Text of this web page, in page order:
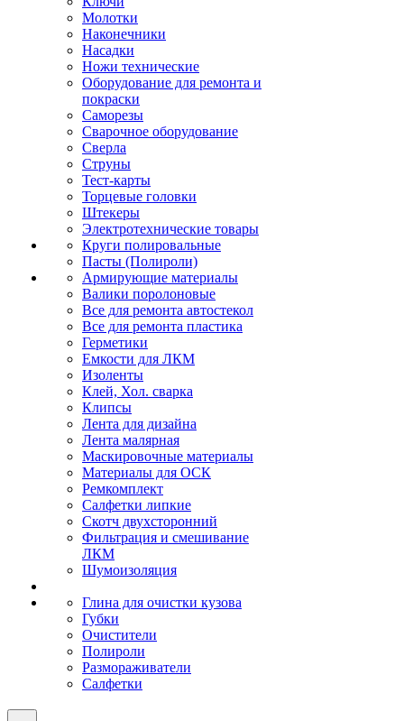
Молотки
Наконечники
Насадки
Ножи технические
Оборудование для ремонта и
покраски
Саморезы
Сварочное оборудование
Сверла
Струны
Тест-карты
Торцевые головки
Штекеры
Электротехнические товары
Круги полировальные
Пасты (Полироли)
Армирующие материалы
Валики поролоновые
Все для ремонта автостекол
Все для ремонта пластика
Герметики
Емкости для ЛКМ
Изоленты
Клей, Хол. сварка
Клипсы
Лента для дизайна
Лента малярная
Маскировочные материалы
Материалы для ОСК
Ремкомплект
Салфетки липкие
Скотч двухсторонний
Фильтрация и смешивание
ЛКМ
Шумоизоляция
Глина для очистки кузова
Губки
Очистители
Полироли
Размораживатели
Салфетки